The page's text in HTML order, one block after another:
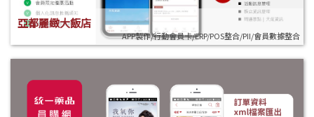
亞都麗緻大飯店
APP製作/行動會員卡/ERP/POS整合/PII/會員數據整合